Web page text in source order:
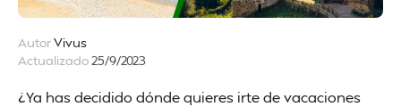
AutorVivus
Actualizado25/9/2023
¿Ya has decidido dónde quieres irte de vacaciones